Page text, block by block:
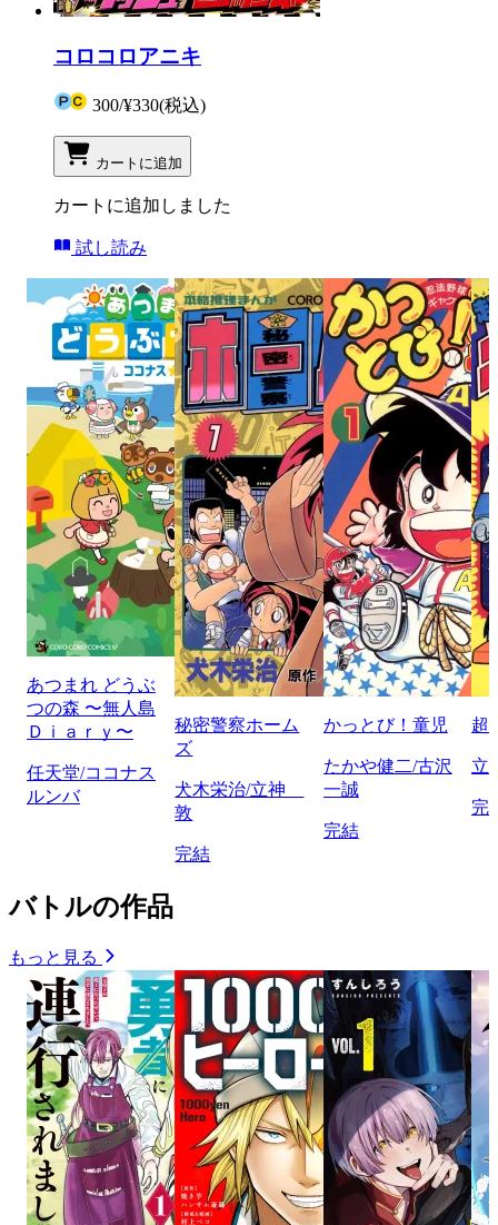
コロコロアニキ
300/¥330(税込)
カートに追加
カートに追加しました
試し読み
あつまれ どうぶ
つの森 〜無人島
Ｄｉａｒｙ〜
任天堂/ココナス
ルンバ
秘密警察ホーム
ズ
犬木栄治/立神
敦
完結
かっとび！童児
たかや健二/古沢
一誠
完結
超
立
完
バトルの作品
もっと見る